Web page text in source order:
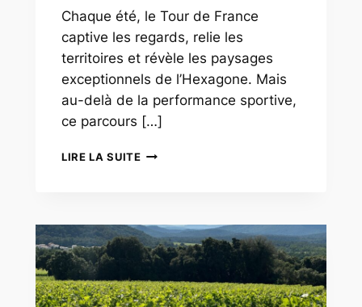
Chaque été, le Tour de France
captive les regards, relie les
territoires et révèle les paysages
exceptionnels de l’Hexagone. Mais
au-delà de la performance sportive,
ce parcours […]
LIRE LA SUITE🚴
2025
TRAVERSE
LA
FRANCE…
ET